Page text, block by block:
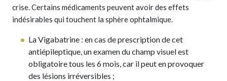
crise. Certains médicaments peuvent avoir des effets
indésirables qui touchent la sphère ophtalmique.
La Vigabatrine : en cas de prescription de cet
antiépileptique, un examen du champ visuel est
obligatoire tous les 6 mois, car il peut en provoquer
des lésions irréversibles ;